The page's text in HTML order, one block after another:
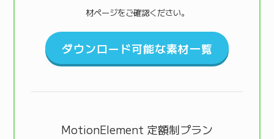
材ページをご確認ください。
ダウンロード可能な素材一覧
MotionElement 定額制プラン